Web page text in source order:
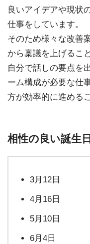
良いアイデアや現状
仕事をしています。
そのため様々な改善
から稟議を上げるこ
自分で話しの要点を
ーム構成が必要な仕
方が効率的に進める
相性の良い誕生日
3月12日
4月16日
5月10日
6月4日